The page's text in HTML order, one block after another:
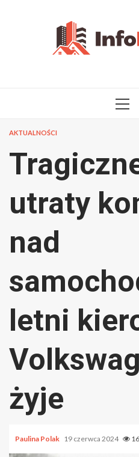
AKTUALNOŚCI
utraty
nad
letni
żyje
Paulina Polak 19 czerwca 2024